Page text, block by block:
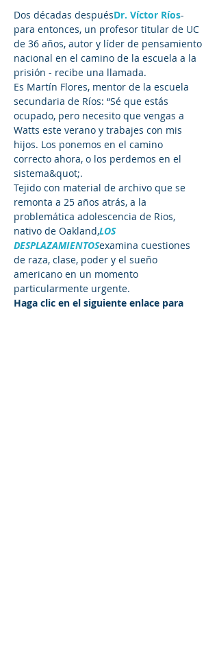
Dos décadas despuésDr. Víctor Ríos-
para entonces, un profesor titular de UC
de 36 años, autor y líder de pensamiento
nacional en el camino de la escuela a la
prisión - recibe una llamada.
Es Martín Flores, mentor de la escuela
secundaria de Ríos: “Sé que estás
ocupado, pero necesito que vengas a
Watts este verano y trabajes con mis
hijos. Los ponemos en el camino
correcto ahora, o los perdemos en el
sistema&quot;.
Tejido con material de archivo que se
remonta a 25 años atrás, a la
problemática adolescencia de Rios,
nativo de Oakland,LOS
DESPLAZAMIENTOSexamina cuestiones
de raza, clase, poder y el sueño
americano en un momento
particularmente urgente.
Haga clic en el siguiente enlace para